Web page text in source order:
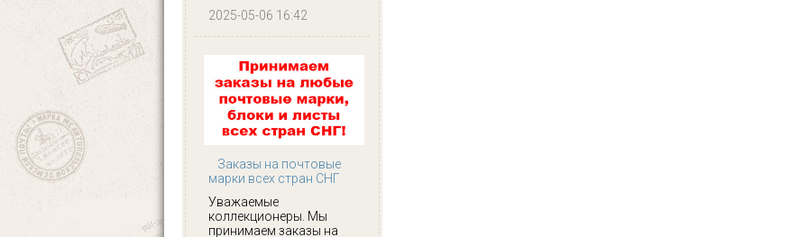
2025-05-06 16:42
Заказы на почтовые
марки всех стран СНГ
Уважаемые
коллекционеры. Мы
принимаем заказы на